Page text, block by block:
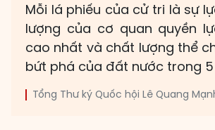
Mỗi lá phiếu của cử tri là sự
lượng của cơ quan quyền
cao nhất và chất lượng thể
bứt phá của đất nước trong 5
Tổng Thư ký Quốc hội Lê Quang